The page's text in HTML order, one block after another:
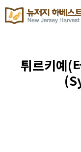
튀르키예(